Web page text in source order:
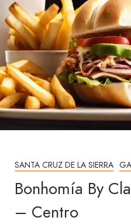
SANTA CRUZ DE LA SIERRA
Bonhomía By
– Centro